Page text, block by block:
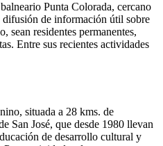
Punta Colorada, cercano
de información útil sobre
sean residentes permanentes,
Entre sus recientes actividades
situada a 28 kms. de
San José, que desde 1980 llevan
de desarrollo cultural y